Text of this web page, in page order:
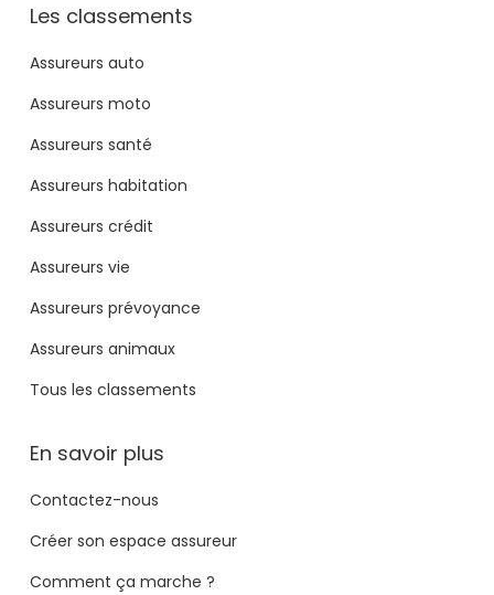
Les classements
Assureurs auto
Assureurs moto
Assureurs santé
Assureurs habitation
Assureurs crédit
Assureurs vie
Assureurs prévoyance
Assureurs animaux
Tous les classements
En savoir plus
Contactez-nous
Créer son espace assureur
Comment ça marche ?